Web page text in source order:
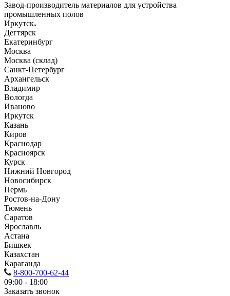
Завод-производитель материалов для устройства
промышленных полов
Иркутск
Дегтярск
Екатеринбург
Москва
Москва (склад)
Санкт-Петербург
Архангельск
Владимир
Вологда
Иваново
Иркутск
Казань
Киров
Краснодар
Красноярск
Курск
Нижний Новгород
Новосибирск
Пермь
Ростов-на-Дону
Тюмень
Саратов
Ярославль
Астана
Бишкек
Казахстан
Караганда
8-800-700-62-44
09:00 - 18:00
Заказать звонок